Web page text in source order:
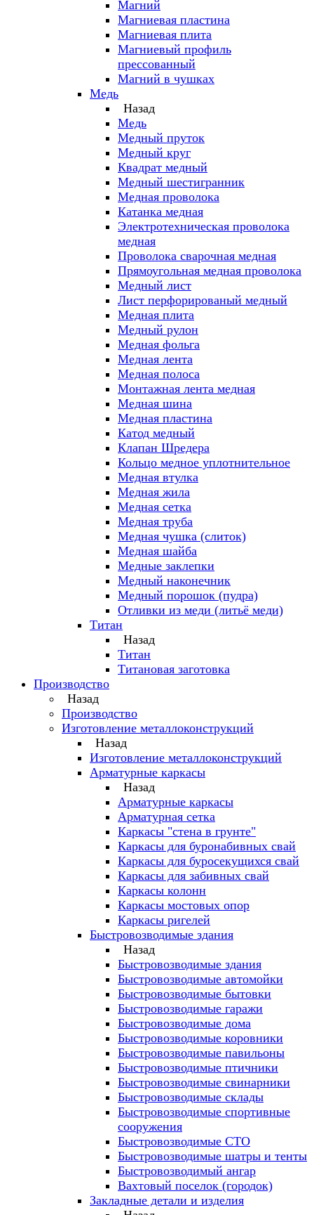
Магний
Магниевая пластина
Магниевая плита
Магниевый профиль
прессованный
Магний в чушках
Медь
Назад
Медь
Медный пруток
Медный круг
Квадрат медный
Медный шестигранник
Медная проволока
Катанка медная
Электротехническая проволока
медная
Проволока сварочная медная
Прямоугольная медная проволока
Медный лист
Лист перфорированый медный
Медная плита
Медный рулон
Медная фольга
Медная лента
Медная полоса
Монтажная лента медная
Медная шина
Медная пластина
Катод медный
Клапан Шредера
Кольцо медное уплотнительное
Медная втулка
Медная жила
Медная сетка
Медная труба
Медная чушка (слиток)
Медная шайба
Медные заклепки
Медный наконечник
Медный порошок (пудра)
Отливки из меди (литьё меди)
Титан
Назад
Титан
Титановая заготовка
Производство
Назад
Производство
Изготовление металлоконструкций
Назад
Изготовление металлоконструкций
Арматурные каркасы
Назад
Арматурные каркасы
Арматурная сетка
Каркасы "стена в грунте"
Каркасы для буронабивных свай
Каркасы для буросекущихся свай
Каркасы для забивных свай
Каркасы колонн
Каркасы мостовых опор
Каркасы ригелей
Быстровозводимые здания
Назад
Быстровозводимые здания
Быстровозводимые автомойки
Быстровозводимые бытовки
Быстровозводимые гаражи
Быстровозводимые дома
Быстровозводимые коровники
Быстровозводимые павильоны
Быстровозводимые птичники
Быстровозводимые свинарники
Быстровозводимые склады
Быстровозводимые спортивные
сооружения
Быстровозводимые СТО
Быстровозводимые шатры и тенты
Быстровозводимый ангар
Вахтовый поселок (городок)
Закладные детали и изделия